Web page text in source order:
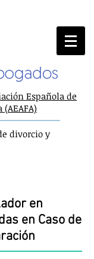
Española de
divorcio y
en
en Caso de